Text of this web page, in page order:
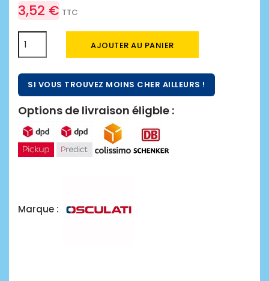
3,52 € TTC
AJOUTER AU PANIER
SI VOUS TROUVEZ MOINS CHER AILLEURS !
Options de livraison éligble :
Marque :